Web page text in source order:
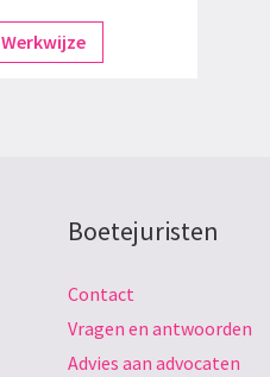
Werkwijze
Boetejuristen
Contact
Vragen en antwoorden
Advies aan advocaten